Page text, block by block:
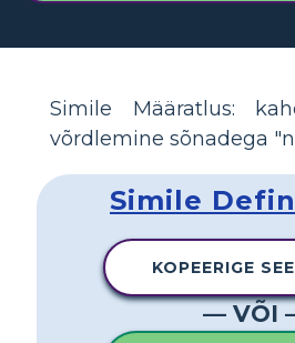
Simile Määratlus:
võrdlemine sõnadega
Simile
KOPEERIGE
— VÕI